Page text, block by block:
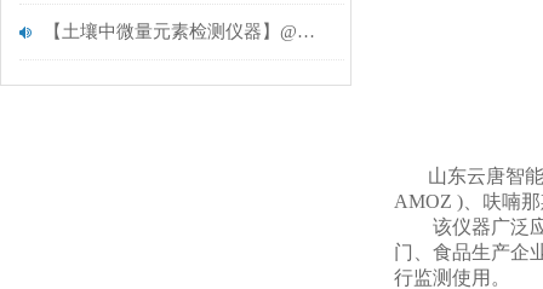
【土壤中微量元素检测仪器】@（技术推荐）土壤中微量元素检测仪器
山东云唐智
AMOZ )、呋喃
该仪器广泛应
门、食品生产企
行监测使用。